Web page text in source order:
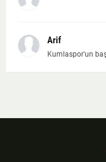
Arif
Kumlaspor'un